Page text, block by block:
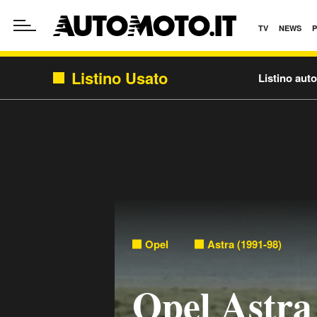
TV NEWS
Listino Usato Listino
Opel Astra (1991-98)
Opel